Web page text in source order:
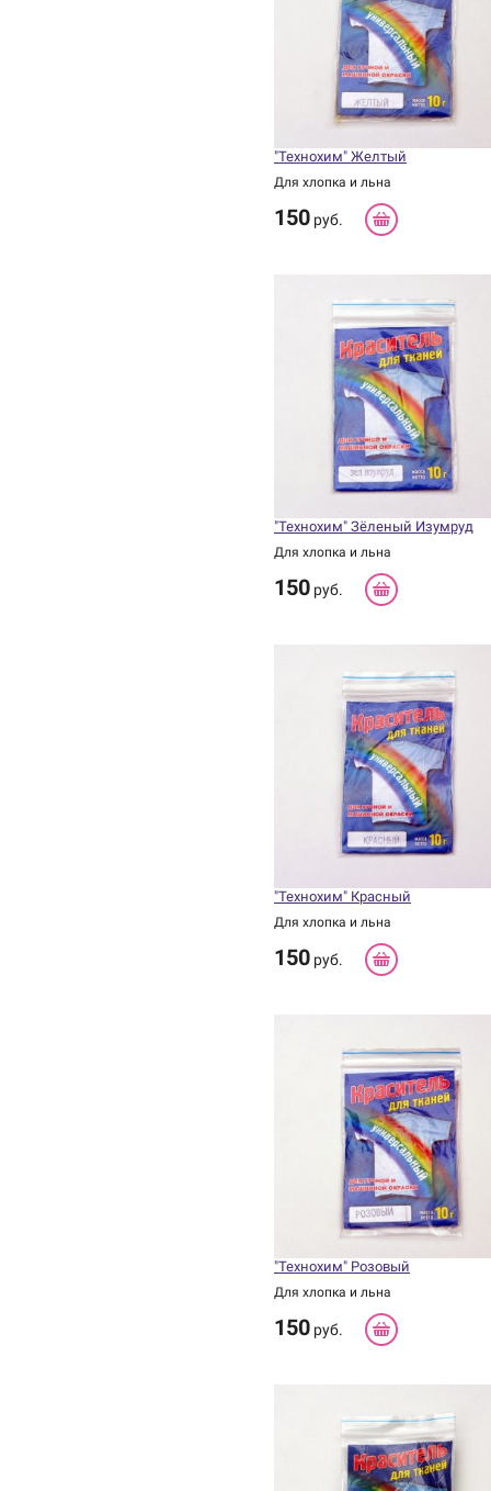
"Технохим" Желтый
Для хлопка и льна
150 руб.
"Технохим" Зёленый Изумруд
Для хлопка и льна
150 руб.
"Технохим" Красный
Для хлопка и льна
150 руб.
"Технохим" Розовый
Для хлопка и льна
150 руб.